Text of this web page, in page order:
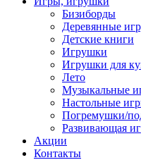
Бизиборды
Деревянные
Детские книги
Игрушки
Игрушки для
Лето
Музыкальные
Настольные
Погремушки/
Развивающая
Акции
Контакты